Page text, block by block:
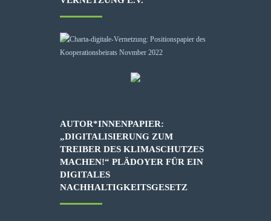
AUTOR*INNENPAPIER:
„DIGITALISIERUNG ZUM
TREIBER DES KLIMASCHUTZES
MACHEN!“ PLÄDOYER FÜR EIN
DIGITALES
NACHHALTIGKEITSGESETZ